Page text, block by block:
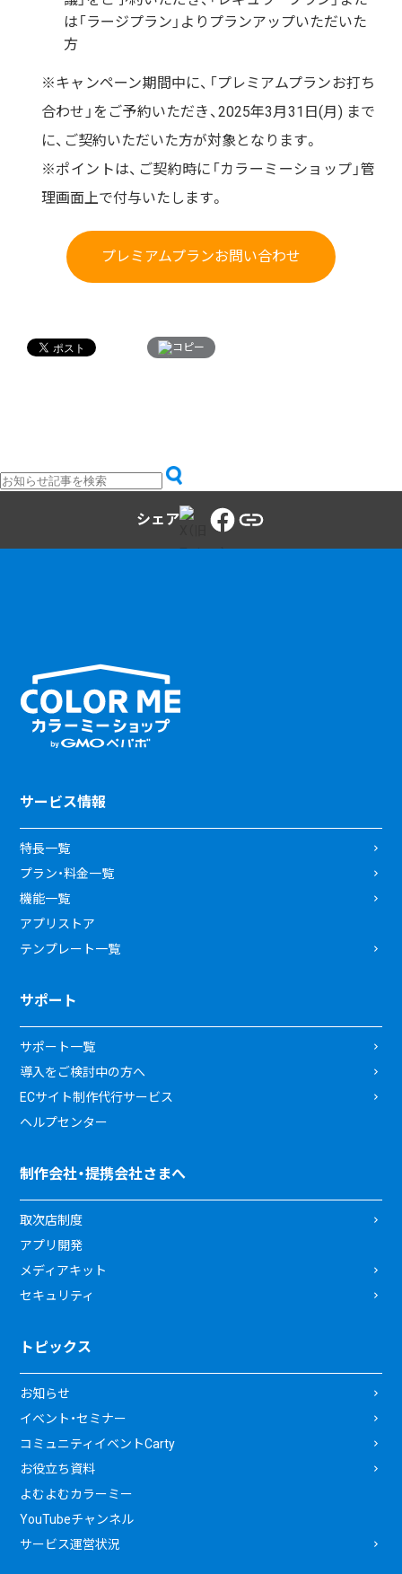
は「ラージプラン」よりプランアップいただいた
方
※キャンペーン期間中に、「プレミアムプランお打ち
合わせ」をご予約いただき、2025年3月31日(月) まで
に、ご契約いただいた方が対象となります。
※ポイントは、ご契約時に「カラーミーショップ」管
理画面上で付与いたします。
プレミアムプランお問い合わせ
コピー
シェア
サービス情報
特長一覧
プラン・料金一覧
機能一覧
アプリストア
テンプレート一覧
サポート
サポート一覧
導入をご検討中の方へ
ECサイト制作代行サービス
ヘルプセンター
制作会社・提携会社さまへ
取次店制度
アプリ開発
メディアキット
セキュリティ
トピックス
お知らせ
イベント・セミナー
コミュニティイベントCarty
お役立ち資料
よむよむカラーミー
YouTubeチャンネル
サービス運営状況